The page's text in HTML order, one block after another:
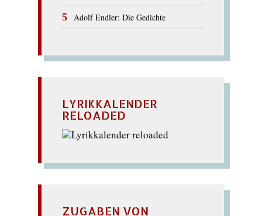
Adolf Endler: Die Gedichte
LYRIKKALENDER
RELOADED
ZUGABEN VON